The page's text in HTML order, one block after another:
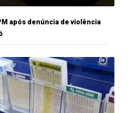
após denúncia de violência